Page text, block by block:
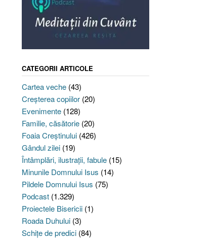
CATEGORII ARTICOLE
Cartea veche(43)
Creşterea copiilor(20)
Evenimente(128)
Familie, căsătorie(20)
Foaia Creştinului(426)
Gândul zilei(19)
Întâmplări, ilustraţii, fabule(15)
Minunile Domnului Isus (14)
Pildele Domnului Isus (75)
Podcast(1.329)
Proiectele Bisericii(1)
Roada Duhului(3)
Schiţe de predici(84)